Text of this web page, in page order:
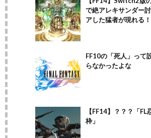
で絶アレキサンダー
アした猛者が現れる！
FF10の「死人」って
らなかったよな
【FF14】？？？「FL
枠」